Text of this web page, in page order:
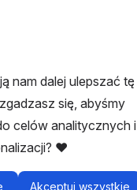
nam dalej ulepszać tę
się, abyśmy
celów analitycznych i
❤️
Akceptuj wszystkie